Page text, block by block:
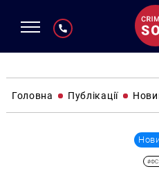
Головна Публікації